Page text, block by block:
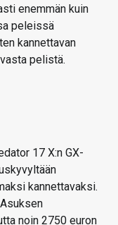
enemmän kuin
peleissä
kannettavan
pelistä.
17 X:n GX-
kannettavaksi.
noin 2750 euron